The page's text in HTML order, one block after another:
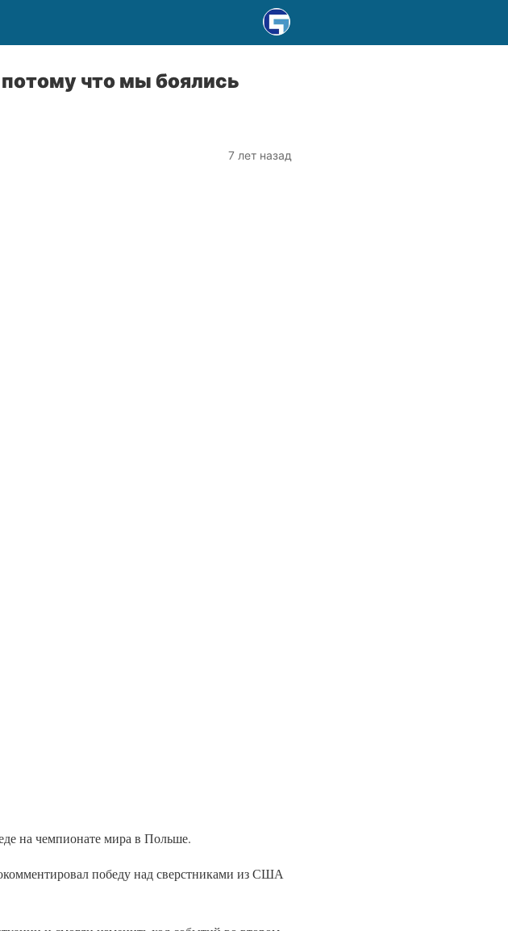
что мы боялись
7 лет назад
на чемпионате мира в Польше.
победу над сверстниками из США